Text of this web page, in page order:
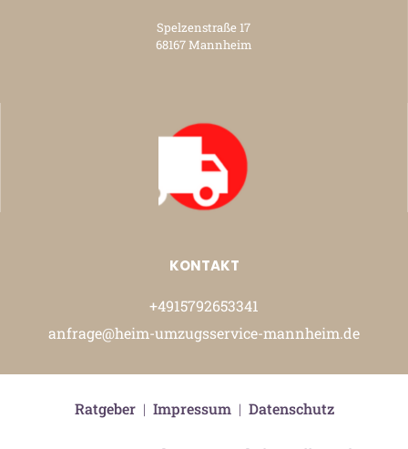
Spelzenstraße 17
68167 Mannheim
KONTAKT
+4915792653341
anfrage@heim-umzugsservice-mannheim.de
Ratgeber| Impressum| Datenschutz